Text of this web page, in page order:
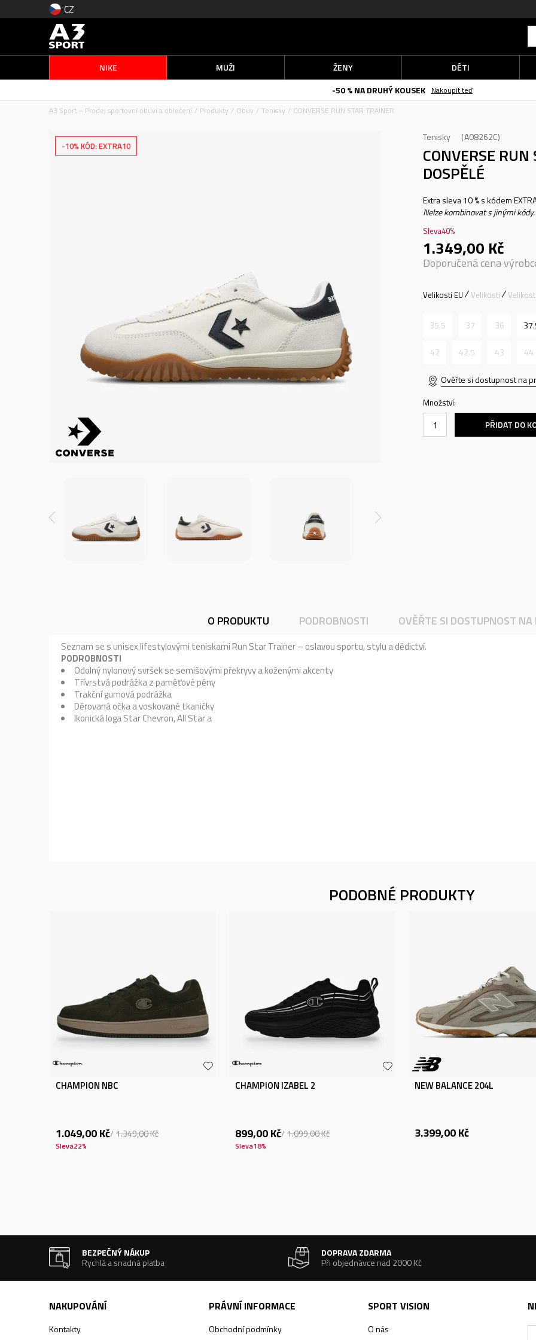
CZ
NIKE MUŽI ŽENY DĚTI
SUPER VÝHODNĚ
Privátní a licenční značky za super ceny
A3 Sport – Prodej sportovní obuvi a oblečení
Produkty Obuv Tenisky CONVERSE RUN STAR TRAINER
-10% KÓD: EXTRA10
Tenisky A08262C
CONVERSE
DOSPĚLÉ
Extra sleva 10 % s kódem
Nelze kombinovat s jinými kódy.
Sleva40%
1.349,00 Kč
Doporučená cena
Velikosti EU Velikosti
35.5 37 36
42 42.5 43 44
Ověřte si dostupnost na
Množství:
PŘIDAT DO
O PRODUKTU PODROBNOSTI OVĚŘTE SI DOSTUPNOST NA
Seznam se s unisex lifestylovými teniskami Run Star Trainer – oslavou sportu, stylu a dědictví.
PODROBNOSTI
Odolný nylonový svršek se semišovými překryvy a koženými akcenty
Třívrstvá podrážka z paměťové pěny
Trakční gumová podrážka
Děrovaná očka a voskované tkaničky
Ikonická loga Star Chevron, All Star a
PODOBNÉ PRODUKTY
CHAMPION NBC
1.049,00Kč 1.349,00Kč
Sleva22%
CHAMPION IZABEL 2
899,00Kč 1.099,00Kč
Sleva18%
NEW BALANCE 204L
3.399,00Kč
BEZPEČNÝ NÁKUP
Rychlá a snadná platba
DOPRAVA ZDARMA
Při objednávce nad 2000 Kč
NAKUPOVÁNÍ
Kontakty
PRÁVNÍ INFORMACE
Obchodní podmínky
SPORT VISION
O nás